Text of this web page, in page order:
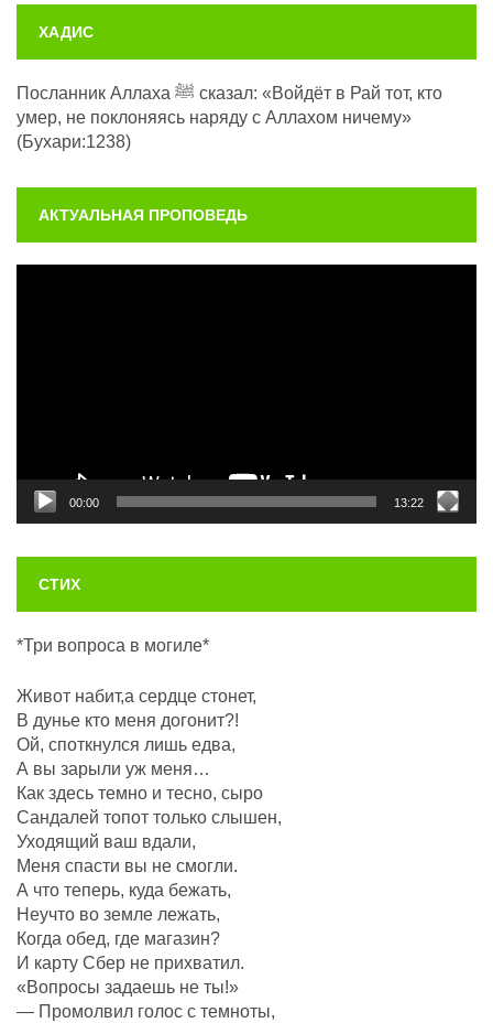
ХАДИС
Посланник Аллаха ﷺ сказал: «Войдёт в Рай тот, кто
умер, не поклоняясь наряду с Аллахом ничему»
(Бухари:1238)
АКТУАЛЬНАЯ ПРОПОВЕДЬ
00:00 13:22
СТИХ
*Три вопроса в могиле*
Живот набит,а сердце стонет,
В дунье кто меня догонит?!
Ой, споткнулся лишь едва,
А вы зарыли уж меня…
Как здесь темно и тесно, сыро
Сандалей топот только слышен,
Уходящий ваш вдали,
Меня спасти вы не смогли.
А что теперь, куда бежать,
Неучто во земле лежать,
Когда обед, где магазин?
И карту Сбер не прихватил.
«Вопросы задаешь не ты!»
— Промолвил голос с темноты,